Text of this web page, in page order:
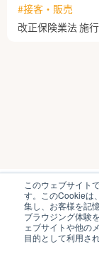
このウェブサイト
す。このCookieは
集し、お客様を記
ブラウジング体験
ェブサイトや他の
目的として利用さ
改正保険業法 施
#接客・販売
ブイキュー
個人情
© V-